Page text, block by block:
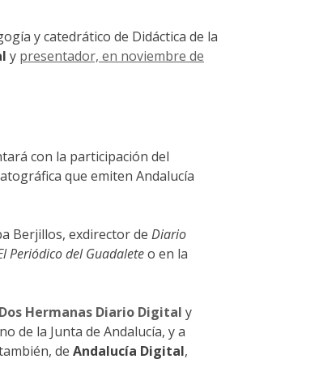
y catedrático de Didáctica de la
y presentador, en noviembre de
con la participación del
que emiten Andalucía
Berjillos, exdirector de Diario
Periódico del Guadaleteo en la
Dos Hermanas Diario Digital y
de la Junta de Andalucía, y a
de Andalucía Digital,